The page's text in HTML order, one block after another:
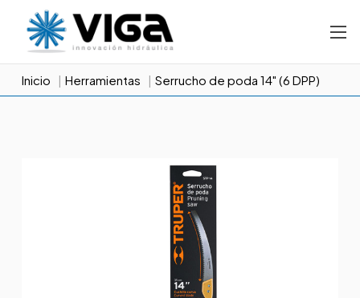
Inicio Herramientas Serrucho de poda 14" (6 DPP)